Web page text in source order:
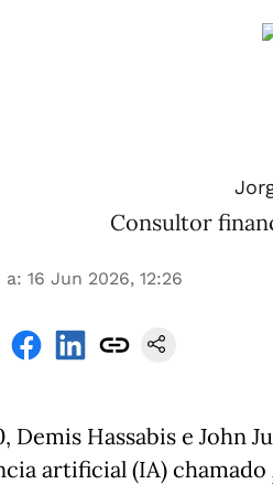
Consultor
a: 16 Jun 2026, 12:26
Demis Hassabis e John
artificial (IA) chamado